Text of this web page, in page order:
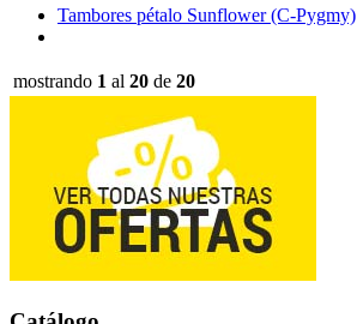
Tambores pétalo Sunflower (C-Pygmy)
mostrando 1 al 20 de 20